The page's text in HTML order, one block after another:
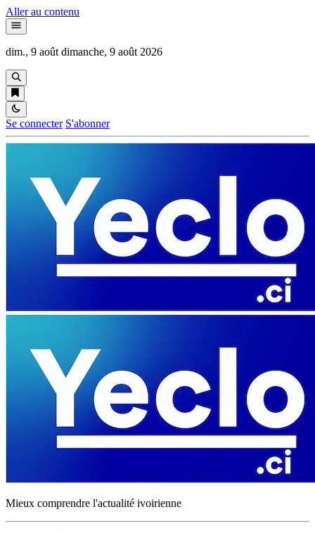
Aller au contenu
dim., 9 août dimanche, 9 août 2026
Se connecter S'abonner
Mieux comprendre l'actualité ivoirienne